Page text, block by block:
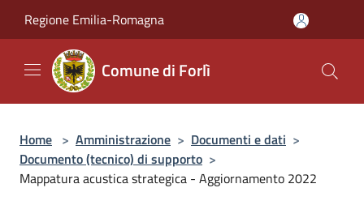
Regione Emilia-Romagna
Comune di Forlì
Home > Amministrazione > Documenti e dati >
Documento (tecnico) di supporto >
Mappatura acustica strategica - Aggiornamento 2022